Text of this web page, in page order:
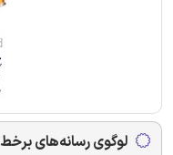
لوگوی رسانه‌های برخط